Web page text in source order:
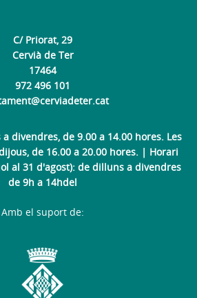
C/ Priorat, 29
Cervià de Ter
17464
972 496 101
divendres, de 9.00 a 14.00 hores. Les
de 16.00 a 20.00 hores. | Horari
al 31 d'agost): de dilluns a divendres
de 9h a 14hdel
Amb el suport de: